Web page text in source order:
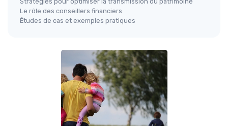
Le rôle des conseillers financiers
Études de cas et exemples pratiques